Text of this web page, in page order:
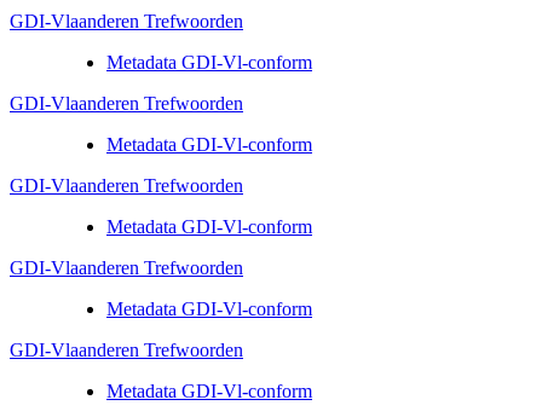
GDI-Vlaanderen Trefwoorden
Metadata GDI-Vl-conform
GDI-Vlaanderen Trefwoorden
Metadata GDI-Vl-conform
GDI-Vlaanderen Trefwoorden
Metadata GDI-Vl-conform
GDI-Vlaanderen Trefwoorden
Metadata GDI-Vl-conform
GDI-Vlaanderen Trefwoorden
Metadata GDI-Vl-conform